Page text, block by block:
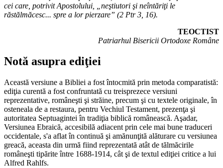
cei care, potrivit Apostolului, „neştiutori şi neîntăriţi le
răstălmăcesc... spre a lor pierzare” (2 Ptr 3, 16).
TEOCTIST
Patriarhul Bisericii Ortodoxe Române
Notă asupra ediţiei
Această versiune a Bibliei a fost întocmită prin metoda comparatistă:
ediţia curentă a fost confruntată cu treisprezece versiuni
reprezentative, româneşti şi străine, precum şi cu textele originale, în
osteneala de a restaura, pentru Vechiul Testament, prezenţa şi
autoritatea Septuagintei în tradiţia biblică românească. Aşadar,
Versiunea Ebraică, accesibilă adiacent prin cele mai bune traduceri
occidentale, s'a aflat în continuă şi amănunţită alăturare cu versiunea
greacă, aceasta din urmă fiind reprezentată atât de tălmăcirile
româneşti tipărite între 1688-1914, cât şi de textul ediţiei critice a lui
Alfred Rahlfs.